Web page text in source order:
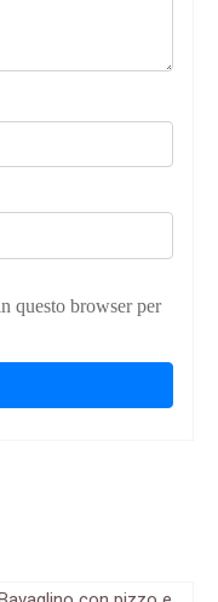
questo browser per